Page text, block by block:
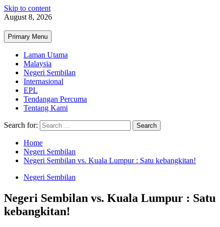
Skip to content
August 8, 2026
Primary Menu
Laman Utama
Malaysia
Negeri Sembilan
Internasional
EPL
Tendangan Percuma
Tentang Kami
Search for:
Home
Negeri Sembilan
Negeri Sembilan vs. Kuala Lumpur : Satu kebangkitan!
Negeri Sembilan
Negeri Sembilan vs. Kuala Lumpur : Satu
kebangkitan!